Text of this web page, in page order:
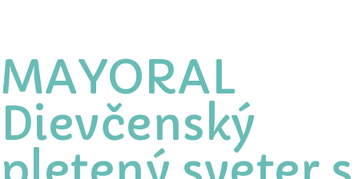
MAYORAL
Dievčenský